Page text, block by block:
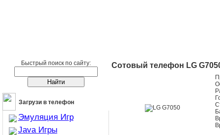
Быстрый поиск по сайту:
Загрузи в телефон
Эмуляция Игр
Java Игры
Сотовый телефон LG